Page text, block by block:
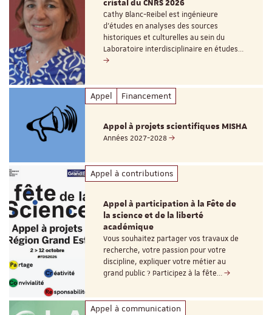
cristal du CNRS 2026
Cathy Blanc-Reibel est ingénieure
d’études en analyses des sources
historiques et culturelles au sein du
Laboratoire interdisciplinaire en études…
Appel Financement
Appel à projets scientifiques MISHA
Années 2027-2028
Appel à contributions
Appel à participation à la Fête de
la science et de la liberté
académique
Vous souhaitez partager vos travaux de
recherche, votre passion pour votre
discipline, expliquer votre métier au
grand public ? Participez à la fête…
Appel à communication